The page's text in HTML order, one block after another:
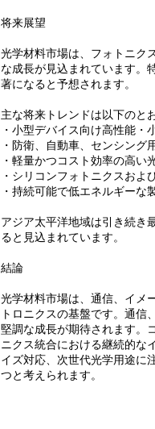
将来展望
光学材料市場は、フォトニク
な成長が見込まれています。
著になると予想されます。
主な将来トレンドは以下のと
・小型デバイス向け高性能・
・防衛、自動車、センシン
・軽量かつコスト効率の高
・シリコンフォトニクスおよ
・持続可能で低エネルギーな
アジア太平洋地域は引き続き
ると見込まれています。
結論
光学材料市場は、通信、イメ
トロニクスの基盤です。通
堅調な成長が期待されます。
ニクス統合における継続的な
イズ対応、次世代光学用途に
つと考えられます。